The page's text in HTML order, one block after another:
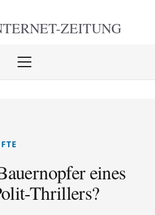
ZEITUNG
Menü
eines
Thrillers?